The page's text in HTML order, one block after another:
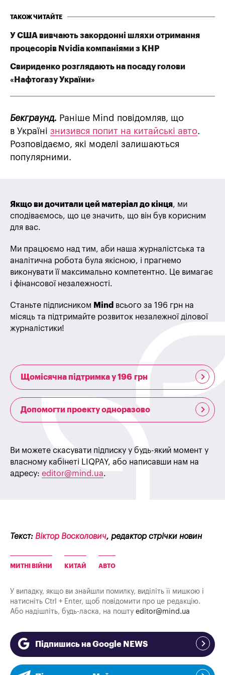
ТАКОЖ ЧИТАЙТЕ
У США вивчають закордонні шляхи отримання
процесорів Nvidia компаніями з КНР
Свириденко розглядають на посаду голови
«Нафтогазу України»
Бекграунд. Раніше Mind повідомляв, що
в Україні знизився попит на китайські авто.
Розповідаємо, які моделі залишаються
популярними.
Якщо ви дочитали цей матеріал до кінця, ми
сподіваємось, що це значить, що він був корисним
для вас.
Ми працюємо над тим, аби наша журналістська та
аналітична робота була якісною, і прагнемо
виконувати її максимально компетентно. Це вимагає
і фінансової незалежності.
Станьте підписником Mind всього за 196 грн на
місяць та підтримайте розвиток незалежної ділової
журналістики!
Щомісячна підтримка у 196 грн
Допомогти проекту одноразово
Ви можете скасувати підписку у будь-який момент у
власному кабінеті LIQPAY, або написавши нам на
адресу: editor@mind.ua.
Текст: Віктор Восколович, редактор стрічки новин
МИТНІ ВІЙНИ КИТАЙ АВТО
У випадку, якщо ви знайшли помилку, виділіть її мишкою і
натисніть Ctrl + Enter, щоб повідомити про це редакцію.
Або надішліть, будь-ласка, на пошту editor@mind.ua
Підпишись на Google NEWS